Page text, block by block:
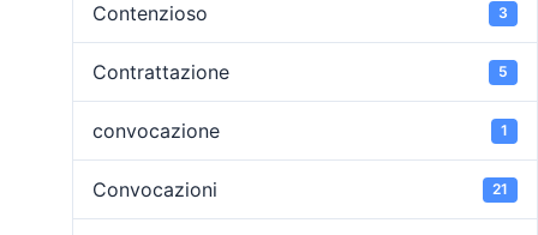
Contenzioso 3
Contrattazione 5
convocazione 1
Convocazioni 21